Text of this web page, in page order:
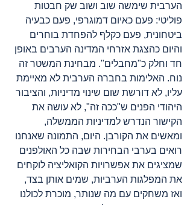
הערבית שימשה שוב ושוב שק חבטות
פוליטי: פעם כאיום דמוגרפי, פעם כבעיה
ביטחונית, פעם כקלף להפחדת בוחרים
והיום כהצגת אזרחי המדינה הערבים באופן
חד וחלק כ"מחבלים". מבחינת המשטר זה
נוח. האלימות בחברה הערבית לא מאיימת
עליו, לא דורשת שום שינוי מדיניות, והציבור
היהודי הפנים ש"ככה זה", לא עושה את
הקישור הנדרש למדיניות הממשלה,
ומאשים את הקורבן. היום, התמונה שאנחנו
רואים בערבי הבחירות שבה כל האולפנים
שמציגים את אפשרויות הקואליציה לוקחים
את המפלגות הערביות, שמים אותן בצד,
ואז משחקים עם מה שנותר, מוכרת לכולנו